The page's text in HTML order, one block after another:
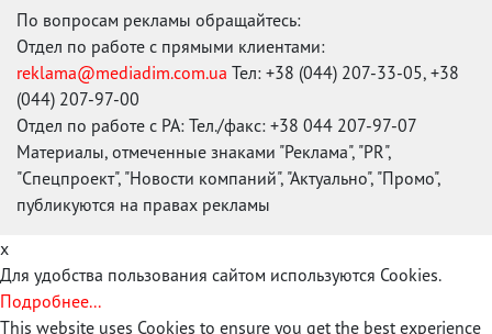
По вопросам рекламы обращайтесь:
Отдел по работе с прямыми клиентами:
reklama@mediadim.com.ua Тел: +38 (044) 207-33-05, +38
(044) 207-97-00
Отдел по работе с РА: Тел./факс: +38 044 207-97-07
Материалы, отмеченные знаками "Реклама", "PR",
"Спецпроект", "Новости компаний", "Актуально", "Промо",
публикуются на правах рекламы
x
Для удобства пользования сайтом используются Cookies.
Подробнее...
This website uses Cookies to ensure you get the best experience